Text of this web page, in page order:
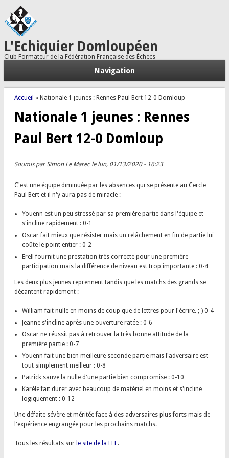
L'Echiquier Domloupéen
Club Formateur de la Fédération Française des Échecs
Navigation
Vous êtes ici
Accueil » Nationale 1 jeunes : Rennes Paul Bert 12-0 Domloup
Nationale 1 jeunes : Rennes
Paul Bert 12-0 Domloup
Soumis par Simon Le Marecle lun, 01/13/2020 - 16:23
C'est une équipe diminuée par les absences qui se présente au Cercle
Paul Bert et il n'y aura pas de miracle :
Youenn est un peu stressé par sa première partie dans l'équipe et
s'incline rapidement : 0-1
Oscar fait mieux que résister mais un relâchement en fin de partie lui
coûte le point entier : 0-2
Erell fournit une prestation très correcte pour une première
participation mais la différence de niveau est trop importante : 0-4
Les deux plus jeunes reprennent tandis que les matchs des grands se
décantent rapidement :
William fait nulle en moins de coup que de lettres pour l'écrire. ;-) 0-4
Jeanne s'incline après une ouverture ratée : 0-6
Oscar ne réussit pas à retrouver la très bonne attitude de la
première partie : 0-7
Youenn fait une bien meilleure seconde partie mais l'adversaire est
tout simplement meilleur : 0-8
Patrick sauve la nulle d'une partie bien compromise : 0-10
Karèle fait durer avec beaucoup de matériel en moins et s'incline
logiquement : 0-12
Une défaite sévère et méritée face à des adversaires plus forts mais de
l'expérience engrangée pour les prochains matchs.
Tous les résultats sur le site de la FFE.